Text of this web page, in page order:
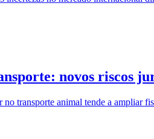
novos riscos
transporte animal tende a ampliar